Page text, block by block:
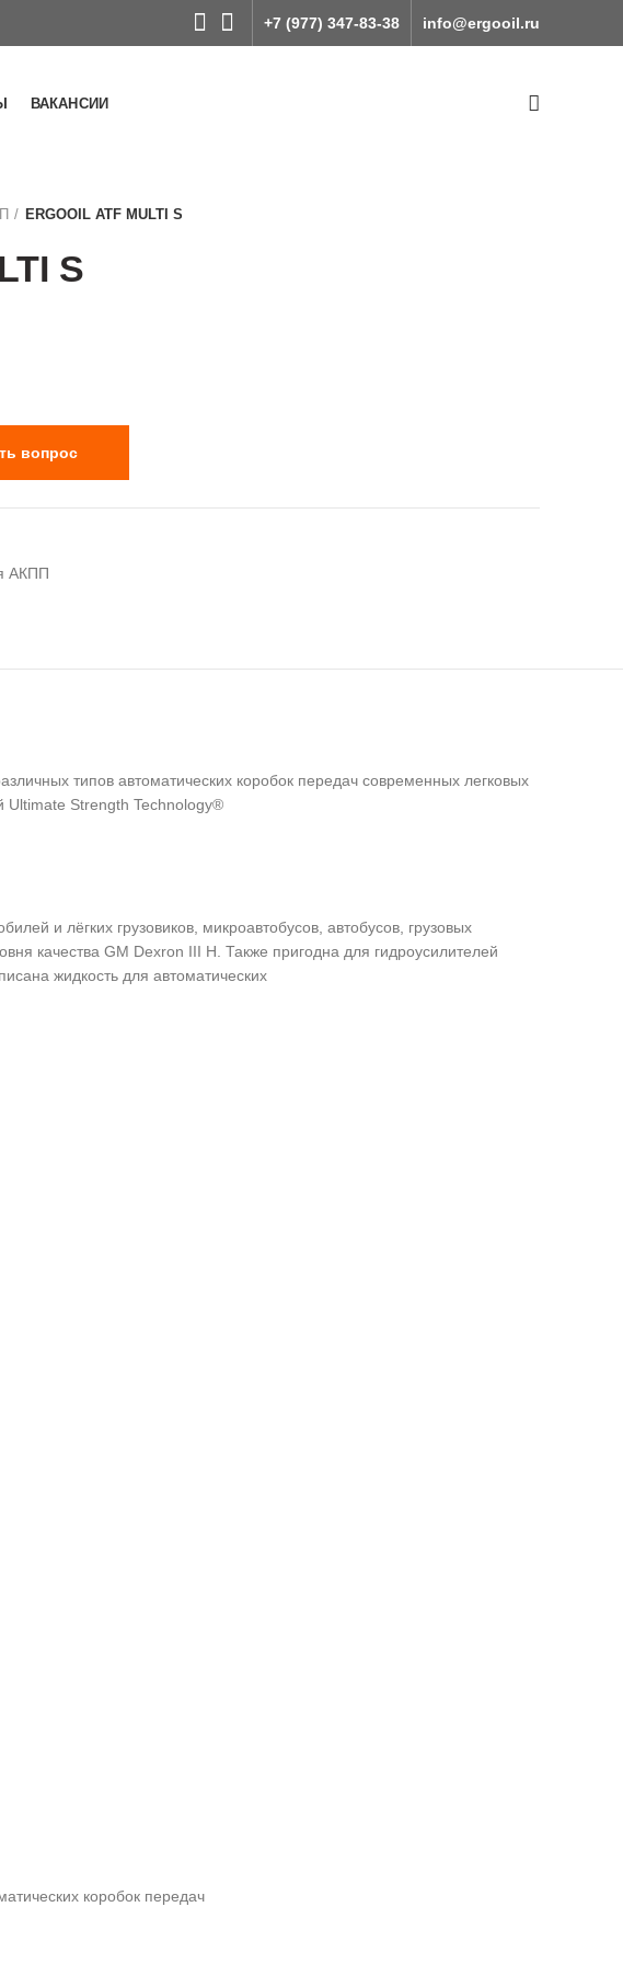
+7 (977) 347-83-38 info@ergooil.ru
ВАКАНСИИ
ERGOOIL ATF MULTI S
S
вопрос
АКПП
типов автоматических коробок передач современных легковых
Ultimate Strength Technology®
и лёгких грузовиков, микроавтобусов, автобусов, грузовых
качества GM Dexron III H. Также пригодна для гидроусилителей
жидкость для автоматических
коробок передач